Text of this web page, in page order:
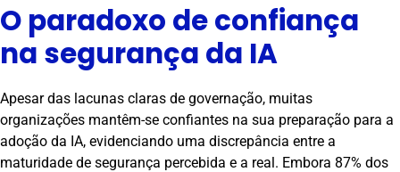
O paradoxo de confiança
na segurança da IA
Apesar das lacunas claras de governação, muitas
organizações mantêm-se confiantes na sua preparação para a
adoção da IA, evidenciando uma discrepância entre a
maturidade de segurança percebida e a real. Embora 87% dos